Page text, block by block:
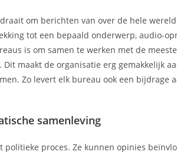
om berichten van over de hele
tot een bepaald onderwerp, audio-
is om samen te werken met de
maakt de organisatie erg gemakkelijk
Zo levert elk bureau ook een bijdrage
samenleving
proces. Ze kunnen opinies